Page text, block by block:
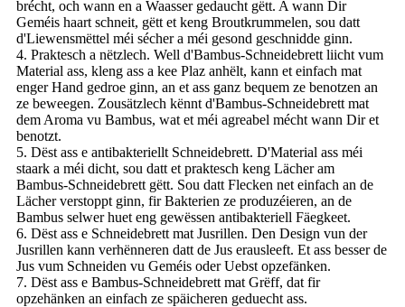
brécht, och wann en a Waasser gedaucht gëtt. A wann Dir
Geméis haart schneit, gëtt et keng Broutkrummelen, sou datt
d'Liewensmëttel méi sécher a méi gesond geschnidde ginn.
4. Praktesch a nëtzlech. Well d'Bambus-Schneidebrett liicht vum
Material ass, kleng ass a kee Plaz anhëlt, kann et einfach mat
enger Hand gedroe ginn, an et ass ganz bequem ze benotzen an
ze beweegen. Zousätzlech kënnt d'Bambus-Schneidebrett mat
dem Aroma vu Bambus, wat et méi agreabel mécht wann Dir et
benotzt.
5. Dëst ass e antibakteriellt Schneidebrett. D'Material ass méi
staark a méi dicht, sou datt et praktesch keng Lächer am
Bambus-Schneidebrett gëtt. Sou datt Flecken net einfach an de
Lächer verstoppt ginn, fir Bakterien ze produzéieren, an de
Bambus selwer huet eng gewëssen antibakteriell Fäegkeet.
6. Dëst ass e Schneidebrett mat Jusrillen. Den Design vun der
Jusrillen kann verhënneren datt de Jus erausleeft. Et ass besser de
Jus vum Schneiden vu Geméis oder Uebst opzefänken.
7. Dëst ass e Bambus-Schneidebrett mat Grëff, dat fir
opzehänken an einfach ze späicheren geduecht ass.